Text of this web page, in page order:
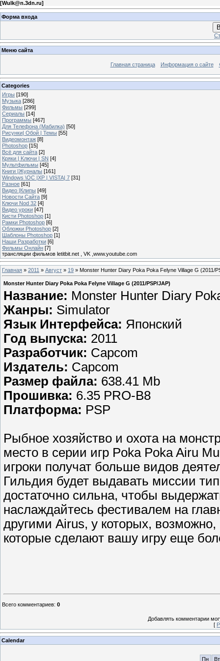
[Wulk@n.3dn.ru]
Форма входа
Меню сайта
Главная страница Информация о сайте
Categories
Игры [190]
Музыка [286]
Фильмы [299]
Сериалы [14]
Программы [467]
Для Телефона (Мабилка) [50]
Рисунки| Обой | Темы [55]
Видеомонтаж [8]
Photoshop [15]
Всё для сайта [2]
Кряки | Kлючи | SN [4]
Мультфильмы [45]
Книги |Журналы [161]
Windows \OC |XP | VISTA| 7 [31]
Разное [61]
Видео |Клипы [49]
Новости Сайта [9]
Ключи Nod 32 [4]
Видео уроки [47]
Кисти Photoshop [1]
Рамки Photoshop [6]
Обложки Photoshop [2]
Шаблоны Photoshop [1]
Наши Разработки [6]
Фильмы Онлайн [7]
трансляции фильмов letitbit.net , VK ,www.youtube.com
Главная » 2011 » Август » 19 » Monster Hunter Diary Poka Poka Felyne Village G (2011/
Monster Hunter Diary Poka Poka Felyne Village G (2011/PSP/JAP)
Название: Monster Hunter Diary
Жанры: Simulator
Язык Интерфейса: Японский
Год выпуска: 2011
Разработчик: Capcom
Издатель: Capcom
Размер файла: 638.41 Mb
Прошивка: 6.35 PRO-B8
Платформа: PSP
Рыбное хозяйство и охота на
место в серии игр Poka Poka Airu
игроки получат больше видов
Гильдия будет выдавать миссии
достаточно сильна, чтобы
наслаждайтесь фестивалем на
другими Airus, у которых,
которые сделают вашу игру еще
Всего комментариев: 0
Добавлять комментарии
[
Calendar
Пн
Вт